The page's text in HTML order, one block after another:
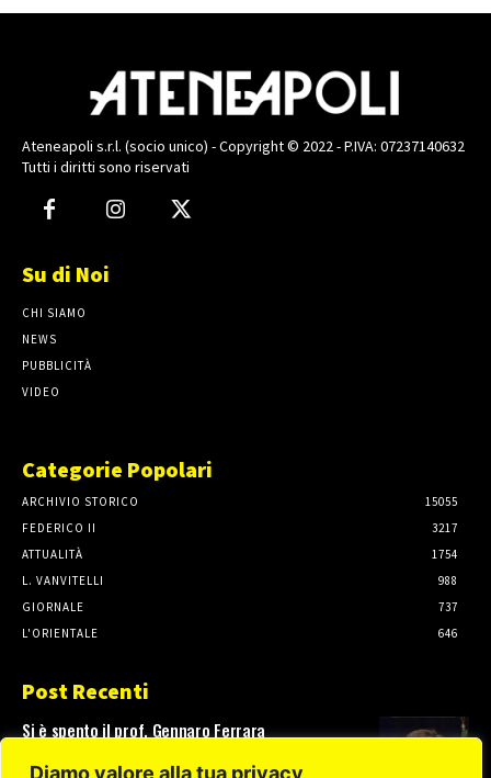
Diamo valore alla tua privacy
Ateneapoli s.r.l. (socio unico) - Copyright © 2022 - P.IVA: 07237140632
Tutti i diritti sono riservati
Su di Noi
CHI SIAMO
NEWS
PUBBLICITÀ
VIDEO
Categorie Popolari
ARCHIVIO STORICO
15055
FEDERICO II
3217
ATTUALITÀ
1754
L. VANVITELLI
988
GIORNALE
737
L'ORIENTALE
646
Post Recenti
Si è spento il prof. Gennaro Ferrara